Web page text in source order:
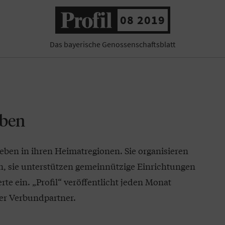
08 2019
Das bayerische Genossenschaftsblatt
in ihren Heimatregionen. Sie organisieren
sie unterstützen gemeinnützige Einrichtungen
ein. „Profil“ veröffentlicht jeden Monat
Verbundpartner.